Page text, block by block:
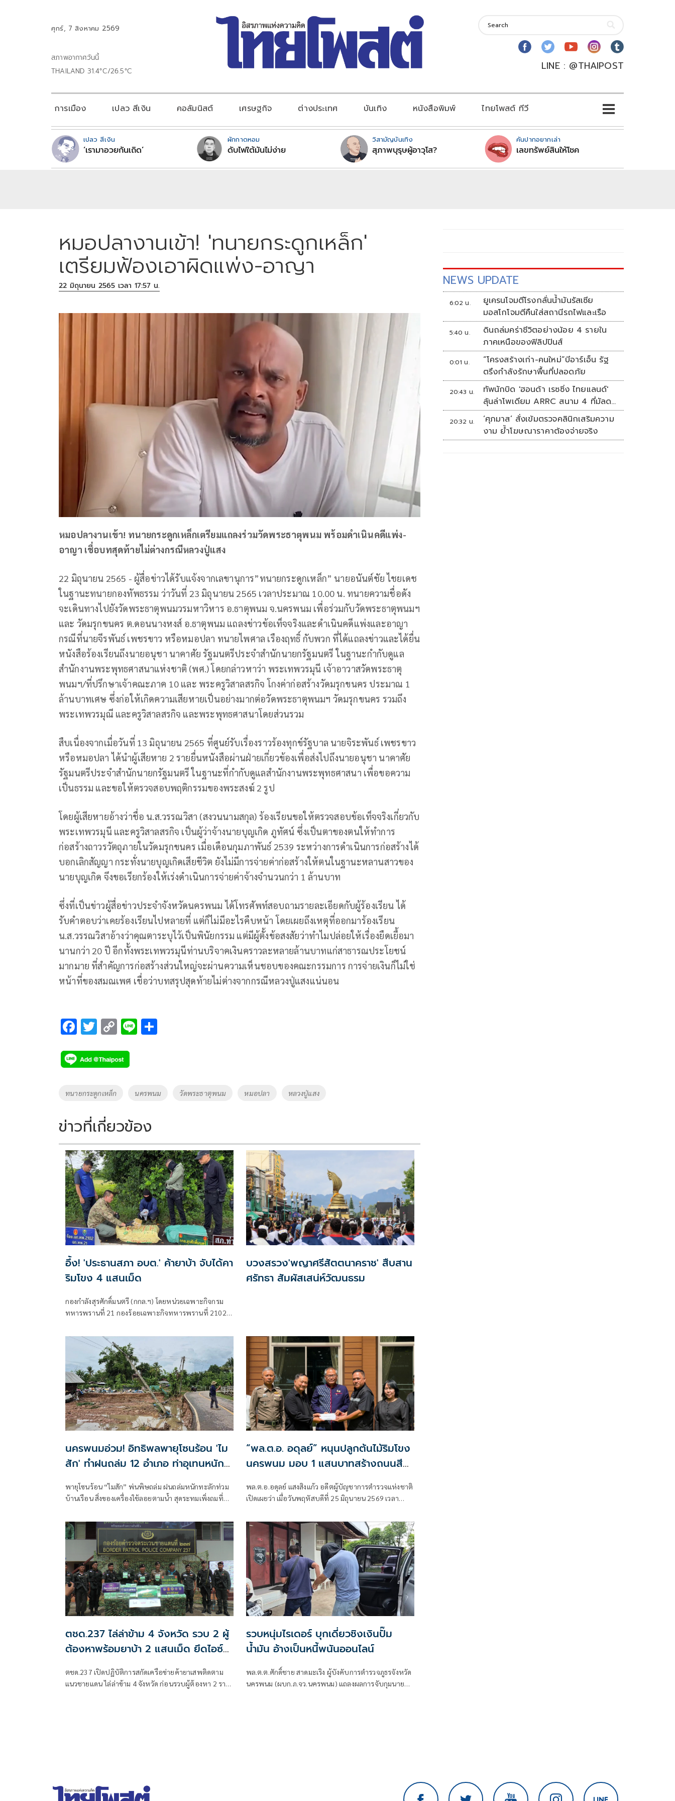
ศุกร์, 7 สิงหาคม 2569
สภาพอากาศวันนี้
THAILAND 31.4°C/26.5°C
LINE : @THAIPOST
การเมือง เปลว สีเงิน คอลัมนิสต์ เศรษฐกิจ ต่างประเทศ บันเทิง หนังสือพิมพ์ ไทยโพสต์ ทีวี
เปลว สีเงิน
‘เรามาอวยกันเถิด’
ผักกาดหอม
ดับไฟใต้มันไม่ง่าย
วิสามัญบันเทิง
สุภาพบุรุษผู้อาวุโส?
คันปากอยากเล่า
เลขทรัพย์สินให้โชค
หมอปลางานเข้า! 'ทนายกระดูกเหล็ก'
เตรียมฟ้องเอาผิดแพ่ง-อาญา
22 มิถุนายน 2565 เวลา 17:57 น.
หมอปลางานเข้า! ทนายกระดูกเหล็กเตรียมแถลงร่วมวัดพระธาตุพนม พร้อมดำเนินคดีแพ่ง-
อาญา เชื่อบทสุดท้ายไม่ต่างกรณีหลวงปู่แสง
22 มิถุนายน 2565 - ผู้สื่อข่าวได้รับแจ้งจากเลขานุการ”ทนายกระดูกเหล็ก” นายอนันต์ชัย ไชยเดช
ในฐานะทนายกองทัพธรรม ว่าวันที่ 23 มิถุนายน 2565 เวลาประมาณ 10.00 น. ทนายความชื่อดัง
จะเดินทางไปยังวัดพระธาตุพนมวรมหาวิหาร อ.ธาตุพนม จ.นครพนม เพื่อร่วมกับวัดพระธาตุพนมฯ
และ วัดมรุกขนคร ต.ดอนนางหงส์ อ.ธาตุพนม แถลงข่าวข้อเท็จจริงและดำเนินคดีแพ่งและอาญา
กรณีที่นายจีรพันธ์ เพชรขาว หรือหมอปลา ทนายไพศาล เรืองฤทธิ์ กับพวก ที่ได้แถลงข่าวและได้ยื่น
หนังสือร้องเรียนถึงนายอนุชา นาคาศัย รัฐมนตรีประจำสำนักนายกรัฐมนตรี ในฐานะกำกับดูแล
สำนักงานพระพุทธศาสนาแห่งชาติ (พศ.) โดยกล่าวหาว่า พระเทพวรมุนี เจ้าอาวาสวัดพระธาตุ
พนมฯ/ที่ปรึกษาเจ้าคณะภาค 10 และ พระครูวิสาลสรกิจ โกงค่าก่อสร้างวัดมรุกขนคร ประมาณ 1
ล้านบาทเศษ ซึ่งก่อให้เกิดความเสียหายเป็นอย่างมากต่อวัดพระธาตุพนมฯ วัดมรุกขนคร รวมถึง
พระเทพวรมุณี และครูวิสาลสรกิจ และพระพุทธศาสนาโดยส่วนรวม
สืบเนื่องจากเมื่อวันที่ 13 มิถุนายน 2565 ที่ศูนย์รับเรื่องราวร้องทุกข์รัฐบาล นายจิระพันธ์ เพชรขาว
หรือหมอปลา ได้นำผู้เสียหาย 2 รายยื่นหนังสือผ่านฝ่ายเกี่ยวข้องเพื่อส่งไปถึงนายอนุชา นาคาศัย
รัฐมนตรีประจำสำนักนายกรัฐมนตรี ในฐานะที่กำกับดูแลสำนักงานพระพุทธศาสนา เพื่อขอความ
เป็นธรรม และขอให้ตรวจสอบพฤติกรรมของพระสงฆ์ 2 รูป
โดยผู้เสียหายอ้างว่าชื่อ น.ส.วรรณวิสา (สงวนนามสกุล) ร้องเรียนขอให้ตรวจสอบข้อเท็จจริงเกี่ยวกับ
พระเทพวรมุนี และครูวิสาลสรกิจ เป็นผู้ว่าจ้างนายบุญเกิด ภูทัศน์ ซึ่งเป็นตาของตนให้ทำการ
ก่อสร้างถาวรวัตถุภายในวัดมรุกขนคร เมื่อเดือนกุมภาพันธ์ 2539 ระหว่างการดำเนินการก่อสร้างได้
บอกเลิกสัญญา กระทั่งนายบุญเกิดเสียชีวิต ยังไม่มีการจ่ายค่าก่อสร้างให้ตนในฐานะหลานสาวของ
นายบุญเกิด จึงขอเรียกร้องให้เร่งดำเนินการจ่ายค่าจ้างจำนวนกว่า 1 ล้านบาท
ซึ่งที่เป็นข่าวผู้สื่อข่าวประจำจังหวัดนครพนม ได้โทรศัพท์สอบถามรายละเอียดกับผู้ร้องเรียน ได้
รับคำตอบว่าเคยร้องเรียนไปหลายที่ แต่ก็ไม่มีอะไรคืบหน้า โดยเผยถึงเหตุที่ออกมาร้องเรียน
น.ส.วรรณวิสาอ้างว่าคุณตาระบุไว้เป็นพินัยกรรม แต่มีผู้ตั้งข้อสงสัยว่าทำไมปล่อยให้เรื่องยืดเยื้อมา
นานกว่า 20 ปี อีกทั้งพระเทพวรมุนีท่านบริจาคเงินคราวละหลายล้านบาทแก่สาธารณประโยชน์
มากมาย ที่สำคัญการก่อสร้างส่วนใหญ่จะผ่านความเห็นชอบของคณะกรรมการ การจ่ายเงินก็ไม่ใช่
หน้าที่ของสมณเพศ เชื่อว่าบทสรุปสุดท้ายไม่ต่างจากกรณีหลวงปู่แสงแน่นอน
F
e
b
o
k
T
tt
er
C
p
y
k
Li
Tags
ทนายกระดูกเหล็ก นครพนม วัดพระธาตุพนม หมอปลา หลวงปู่แสง
ข่าวที่เกี่ยวข้อง
อึ้ง! 'ประธานสภา อบต.' ค้ายาบ้า จับได้คา
ริมโขง 4 แสนเม็ด
กองกำลังสุรศักดิ์มนตรี (กกล.ฯ) โดยหน่วยเฉพาะกิจกรม
ทหารพรานที่ 21 กองร้อยเฉพาะกิจทหารพรานที่ 2102
จ.นครพนม
บวงสรวง'พญาศรีสัตตนาคราช' สืบสาน
ศรัทธา สัมผัสเสน่ห์วัฒนธรม
นครพนมอ่วม! อิทธิพลพายุโซนร้อน 'ไม
สัก' ทำฝนถล่ม 12 อำเภอ ท่าอุเทนหนัก
พายุโซนร้อน “ไมสัก” พ่นพิษถล่ม ฝนถล่มหนักทะลักท่วม
บ้านเรือน สิ่งของเครื่องใช้ลอยตามน้ำ สุดระทมเพิ่งถมที่
“พล.ต.อ. อดุลย์” หนุนปลูกต้นไม้ริมโขง
นครพนม มอบ 1 แสนบาทสร้างถนนสี
พล.ต.อ.อดุลย์ แสงสิงแก้ว อดีตผู้บัญชาการตำรวจแห่งชาติ
เปิดเผยว่า เมื่อวันพฤหัสบดีที่ 25 มิถุนายน 2569 เวลา
จังหวัดนครพนม ตนได้ร่วมสนับสนุนการพัฒนาพื้นที่สี
เขียวและคุณภาพชีวิตของประชาชนในจังหวัดนครพนม
ตชด.237 ไล่ล่าข้าม 4 จังหวัด รวบ 2 ผู้
ต้องหาพร้อมยาบ้า 2 แสนเม็ด ยึดไอซ์
ตชด.237 เปิดปฏิบัติการสกัดเครือข่ายค้ายาเสพติดตาม
แนวชายแดน ไล่ล่าข้าม 4 จังหวัด ก่อนรวบผู้ต้องหา 2 ราย
รวบหนุ่มไรเดอร์ บุกเดี่ยวชิงเงินปั๊ม
น้ำมัน อ้างเป็นหนี้พนันออนไลน์
พล.ต.ต.ศักดิ์ชาย สาดมะเริง ผู้บังคับการตำรวจภูธรจังหวัด
นครพนม (ผบก.ภ.จว.นครพนม) แถลงผลการจับกุมนาย
NEWS UPDATE
6:02 น.
ยูเครนโจมตีโรงกลั่นน้ำมันรัสเซีย
มอสโกโจมตีคืนใส่สถานีรถไฟและเรือ
5:40 น.
ดินถล่มคร่าชีวิตอย่างน้อย 4 รายใน
ภาคเหนือของฟิลิปปินส์
0:01 น.
“โครงสร้างเก่า-คนใหม่”บีอาร์เอ็น รัฐ
ตรึงกำลังรักษาพื้นที่ปลอดภัย
20:43 น.
ทัพนักบิด 'ฮอนด้า เรซซิ่ง ไทยแลนด์'
ลุ้นล่าโพเดียม ARRC สนาม 4 ที่มัลดา
ลิกา
20:32 น.
‘ศุภมาส’ สั่งเข้มตรวจคลินิกเสริมความ
งาม ย้ำโฆษณาราคาต้องจ่ายจริง